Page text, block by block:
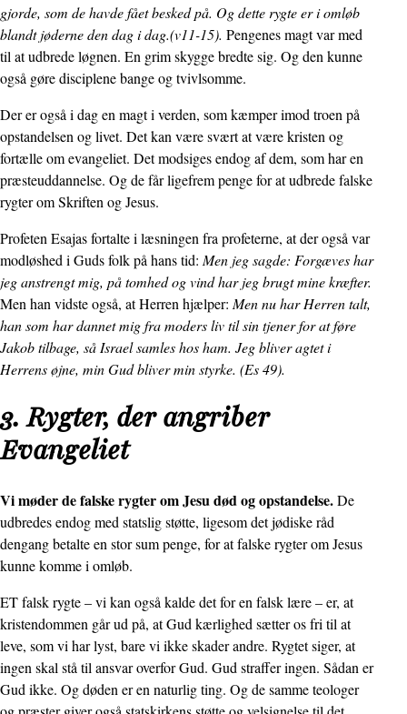
gjorde, som de havde fået besked på. Og dette rygte er i omløb
blandt jøderne den dag i dag.(v11-15). Pengenes magt var med
til at udbrede løgnen. En grim skygge bredte sig. Og den kunne
også gøre disciplene bange og tvivlsomme.
Der er også i dag en magt i verden, som kæmper imod troen på
opstandelsen og livet. Det kan være svært at være kristen og
fortælle om evangeliet. Det modsiges endog af dem, som har en
præsteuddannelse. Og de får ligefrem penge for at udbrede falske
rygter om Skriften og Jesus.
Profeten Esajas fortalte i læsningen fra profeterne, at der også var
modløshed i Guds folk på hans tid: Men jeg sagde: Forgæves har
jeg anstrengt mig, på tomhed og vind har jeg brugt mine kræfter.
Men han vidste også, at Herren hjælper: Men nu har Herren talt,
han som har dannet mig fra moders liv til sin tjener for at føre
Jakob tilbage, så Israel samles hos ham. Jeg bliver agtet i
Herrens øjne, min Gud bliver min styrke. (Es 49).
3. Rygter, der angriber
Evangeliet
Vi møder de falske rygter om Jesu død og opstandelse.De
udbredes endog med statslig støtte, ligesom det jødiske råd
dengang betalte en stor sum penge, for at falske rygter om Jesus
kunne komme i omløb.
ET falsk rygte – vi kan også kalde det for en falsk lære – er, at
kristendommen går ud på, at Gud kærlighed sætter os fri til at
leve, som vi har lyst, bare vi ikke skader andre. Rygtet siger, at
ingen skal stå til ansvar overfor Gud. Gud straffer ingen. Sådan er
Gud ikke. Og døden er en naturlig ting. Og de samme teologer